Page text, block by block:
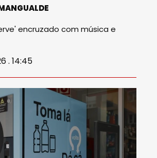
encruzado com música e
. 14:45